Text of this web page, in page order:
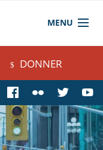
MENU
DONNER